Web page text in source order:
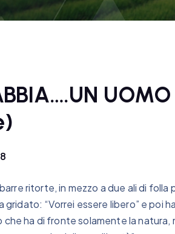
ritorte, in mezzo a due ali di
gridato: “Vorrei essere libero” e poi
che ha di fronte solamente la